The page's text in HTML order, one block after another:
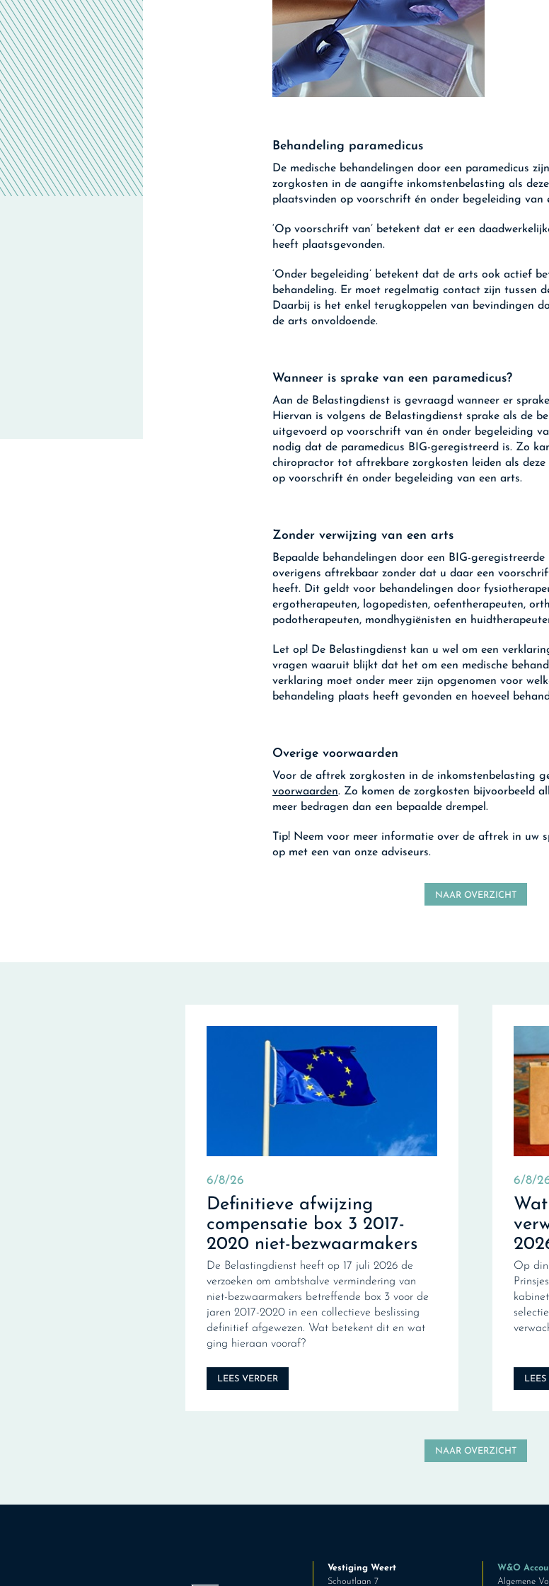
Behandeling paramedicus
De medische behandelingen door een paramedicus
zorgkosten in de aangifte inkomstenbelasting als
plaatsvinden op voorschrift én onder begeleiding van
‘Op voorschrift van’ betekent dat er een
heeft plaatsgevonden.
‘Onder begeleiding’ betekent dat de arts ook actief
behandeling. Er moet regelmatig contact zijn tussen
Daarbij is het enkel terugkoppelen van bevindingen
de arts onvoldoende.
Wanneer is sprake van een paramedicus?
Aan de Belastingdienst is gevraagd wanneer er
Hiervan is volgens de Belastingdienst sprake als de
uitgevoerd op voorschrift van én onder begeleiding
nodig dat de paramedicus BIG-geregistreerd is. Zo
chiropractor tot aftrekbare zorgkosten leiden als
op voorschrift én onder begeleiding van een arts.
Zonder verwijzing van een arts
Bepaalde behandelingen door een BIG-geregistreerde
overigens aftrekbaar zonder dat u daar een
heeft. Dit geldt voor behandelingen door
ergotherapeuten, logopedisten, oefentherapeuten,
podotherapeuten, mondhygiënisten en
Let op! De Belastingdienst kan u wel om een
vragen waaruit blijkt dat het om een medische
verklaring moet onder meer zijn opgenomen voor
behandeling plaats heeft gevonden en hoeveel
Overige voorwaarden
Voor de aftrek zorgkosten in de inkomstenbelasting
voorwaarden. Zo komen de zorgkosten bijvoorbeeld
meer bedragen dan een bepaalde drempel.
Tip! Neem voor meer informatie over de aftrek in uw
op met een van onze adviseurs.
NAAR OVERZICHT
6/8/26
Definitieve afwijzing
compensatie box 3 2017-
2020 niet-bezwaarmakers
De Belastingdienst heeft op 17 juli 2026 de
verzoeken om ambtshalve vermindering van
niet-bezwaarmakers betreffende box 3 voor de
jaren 2017-2020 in een collectieve beslissing
definitief afgewezen. Wat betekent dit en wat
ging hieraan vooraf?
LEES VERDER
6/8/
Op
NAAR OVERZICHT
Vestiging Weert
Schoutlaan 7
W&O
Algemene